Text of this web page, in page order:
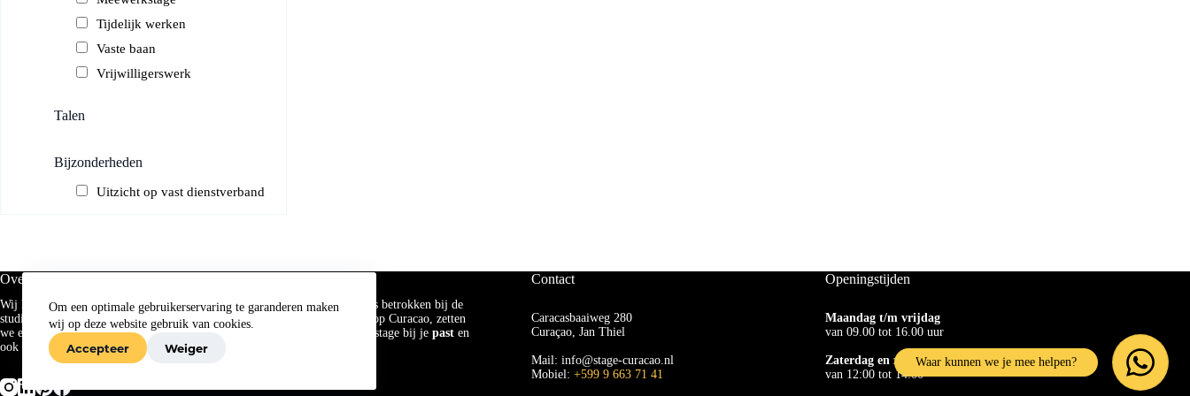
Om een optimale gebruikerservaring te garanderen maken
wij op deze website gebruik van cookies.
Accepteer Weiger
Tijdelijk werken
Vaste baan
Vrijwilligerswerk
Talen
Bijzonderheden
Uitzicht op vast dienstverband
Over MATCH.
Wij hebben ambitie, maar vinden jouw ambitie even belangrijk! MATCH is betrokken bij de
studieloopbaan van studenten. Naast dat we jou helpen aan een toffe stage op Curacao, zetten
we een stap extra door met jou mee te denken. Samen bespreken wat voor stage bij je past en
ook wat
NIETpast!
Contact
Caracasbaaiweg 280
Curaçao, Jan Thiel
Mail: info@stage-curacao.nl
Mobiel: +599 9 663 71 41
Openingstijden
Maandag t/m vrijdag
van 09.00 tot 16.00 uur
Zaterdag en zondag
van 12:00 tot 14:00
Waar kunnen we je mee helpen?